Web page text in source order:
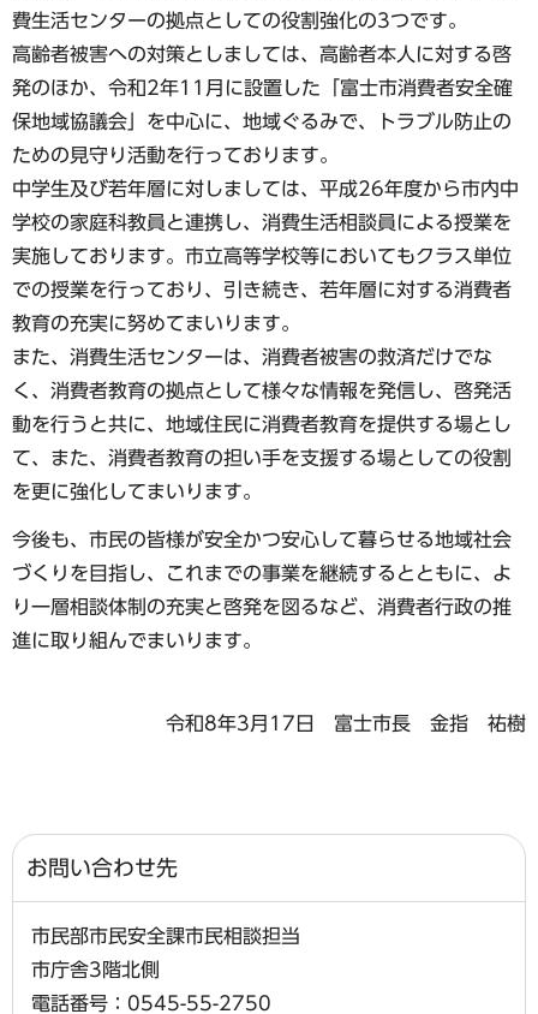
費生活センターの拠点としての役割強化の3つです。
高齢者被害への対策としましては、高齢者本人に対する啓
発のほか、令和2年11月に設置した「富士市消費者安全確
保地域協議会」を中心に、地域ぐるみで、トラブル防止の
ための見守り活動を行っております。
中学生及び若年層に対しましては、平成26年度から市内中
学校の家庭科教員と連携し、消費生活相談員による授業を
実施しております。市立高等学校等においてもクラス単位
での授業を行っており、引き続き、若年層に対する消費者
教育の充実に努めてまいります。
また、消費生活センターは、消費者被害の救済だけでな
く、消費者教育の拠点として様々な情報を発信し、啓発活
動を行うと共に、地域住民に消費者教育を提供する場とし
て、また、消費者教育の担い手を支援する場としての役割
を更に強化してまいります。
今後も、市民の皆様が安全かつ安心して暮らせる地域社会
づくりを目指し、これまでの事業を継続するとともに、よ
り一層相談体制の充実と啓発を図るなど、消費者行政の推
進に取り組んでまいります。
令和8年3月17日 富士市長 金指 祐樹
お問い合わせ先
市民部市民安全課市民相談担当
市庁舎3階北側
電話番号：0545-55-2750